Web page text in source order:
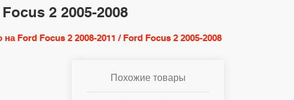
2 2005-2008
Ford Focus 2 2008-2011 / Ford Focus 2 2005-2008
Похожие товары